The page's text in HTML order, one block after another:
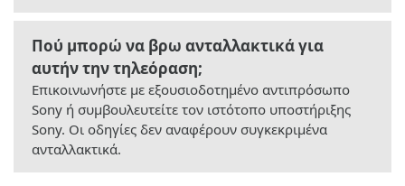
Πού μπορώ να βρω ανταλλακτικά για
αυτήν την τηλεόραση;
Επικοινωνήστε με εξουσιοδοτημένο αντιπρόσωπο
Sony ή συμβουλευτείτε τον ιστότοπο υποστήριξης
Sony. Οι οδηγίες δεν αναφέρουν συγκεκριμένα
ανταλλακτικά.